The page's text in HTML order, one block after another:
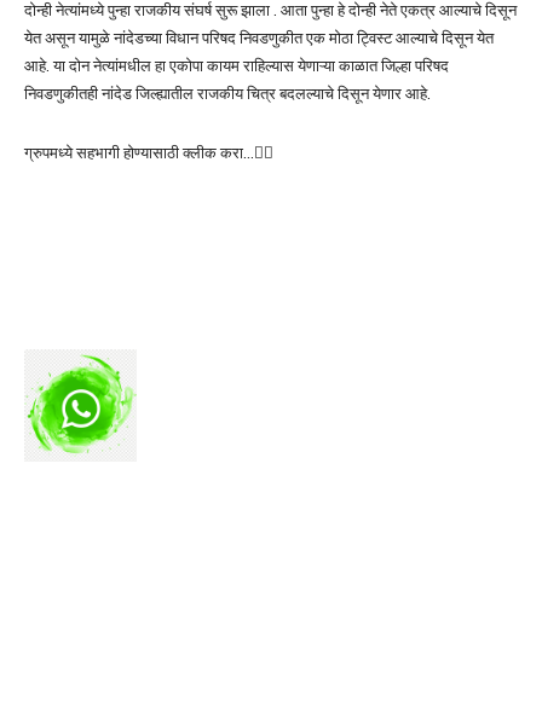
दोन्ही नेत्यांमध्ये पुन्हा राजकीय संघर्ष सुरू झाला . आता पुन्हा हे दोन्ही नेते एकत्र आल्याचे दिसून
येत असून यामुळे नांदेडच्या विधान परिषद निवडणुकीत एक मोठा ट्विस्ट आल्याचे दिसून येत
आहे. या दोन नेत्यांमधील हा एकोपा कायम राहिल्यास येणाऱ्या काळात जिल्हा परिषद
निवडणुकीतही नांदेड जिल्ह्यातील राजकीय चित्र बदलल्याचे दिसून येणार आहे.
ग्रुपमध्ये सहभागी होण्यासाठी क्लीक करा…👆🏻